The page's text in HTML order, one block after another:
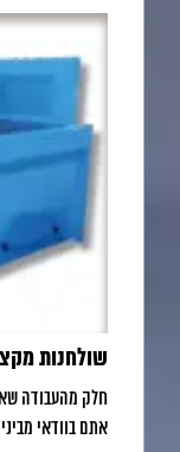
שולחנות
חלק מהעבודה
אתם בוודאי